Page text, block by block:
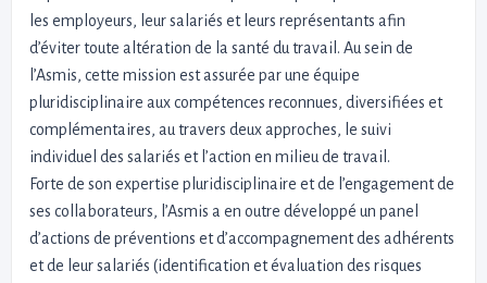
les employeurs, leur salariés et leurs représentants afin
d’éviter toute altération de la santé du travail. Au sein de
l’Asmis, cette mission est assurée par une équipe
pluridisciplinaire aux compétences reconnues, diversifiées et
complémentaires, au travers deux approches, le suivi
individuel des salariés et l’action en milieu de travail.
Forte de son expertise pluridisciplinaire et de l’engagement de
ses collaborateurs, l’Asmis a en outre développé un panel
d’actions de préventions et d’accompagnement des adhérents
et de leur salariés (identification et évaluation des risques